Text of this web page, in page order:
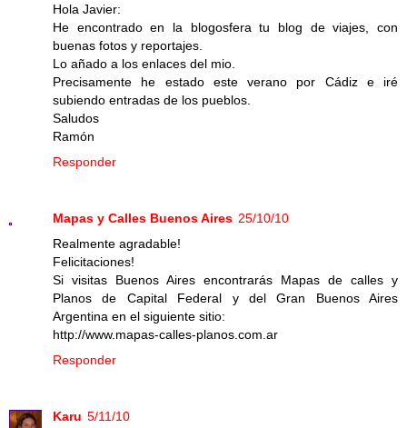
Hola Javier:
He encontrado en la blogosfera tu blog de viajes, con
buenas fotos y reportajes.
Lo añado a los enlaces del mio.
Precisamente he estado este verano por Cádiz e iré
subiendo entradas de los pueblos.
Saludos
Ramón
Responder
Mapas y Calles Buenos Aires 25/10/10
Realmente agradable!
Felicitaciones!
Si visitas Buenos Aires encontrarás Mapas de calles y
Planos de Capital Federal y del Gran Buenos Aires
Argentina en el siguiente sitio:
http://www.mapas-calles-planos.com.ar
Responder
Karu 5/11/10